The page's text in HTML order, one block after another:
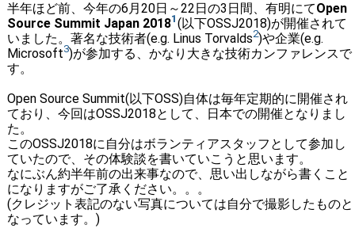
半年ほど前、今年の6月20日～22日の3日間、有明にてOpen
Source Summit Japan 20181 (以下OSSJ2018)が開催されて
いました。著名な技術者(e.g. Linus Torvalds2)や企業(e.g.
Microsoft3)が参加する、かなり大きな技術カンファレンスで
す。
Open Source Summit(以下OSS)自体は毎年定期的に開催され
ており、今回はOSSJ2018として、日本での開催となりまし
た。
このOSSJ2018に自分はボランティアスタッフとして参加し
ていたので、その体験談を書いていこうと思います。
なにぶん約半年前の出来事なので、思い出しながら書くこと
になりますがご了承ください。。。
(クレジット表記のない写真については自分で撮影したものと
なっています。)